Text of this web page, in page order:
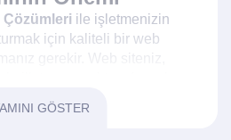
Çözümleri ile işletmenizin
için kaliteli bir web
gerekir. Web siteniz,
dostu bir tasarım,
açısından önemlidir.
GÖSTER